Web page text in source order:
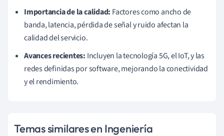
Importancia de la calidad: Factores como ancho de
banda, latencia, pérdida de señal y ruido afectan la
calidad del servicio.
Avances recientes: Incluyen la tecnología 5G, el IoT, y las
redes definidas por software, mejorando la conectividad
y el rendimiento.
Temas similares en Ingeniería